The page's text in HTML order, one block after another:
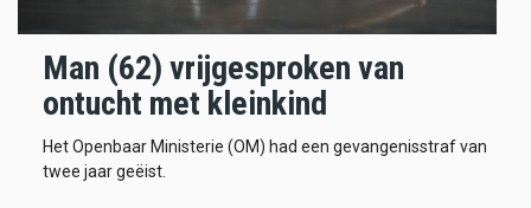
Man (62) vrijgesproken van
ontucht met kleinkind
Het Openbaar Ministerie (OM) had een gevangenisstraf van
twee jaar geëist.